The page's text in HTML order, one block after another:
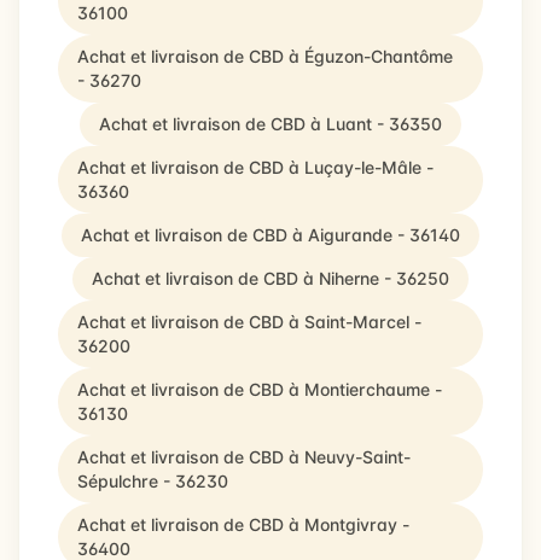
36100
Achat et livraison de CBD à Éguzon-Chantôme
- 36270
Achat et livraison de CBD à Luant - 36350
Achat et livraison de CBD à Luçay-le-Mâle -
36360
Achat et livraison de CBD à Aigurande - 36140
Achat et livraison de CBD à Niherne - 36250
Achat et livraison de CBD à Saint-Marcel -
36200
Achat et livraison de CBD à Montierchaume -
36130
Achat et livraison de CBD à Neuvy-Saint-
Sépulchre - 36230
Achat et livraison de CBD à Montgivray -
36400